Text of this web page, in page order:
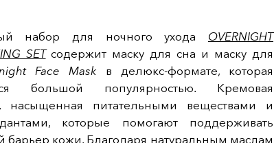
набор для ночного ухода OVERNIGHT
SETсодержит маску для сна и маску для
Face Mask в делюкс-формате, которая
большой популярностью. Кремовая
насыщенная питательными веществами и
которые помогают поддерживать
барьер кожи. Благодаря натуральным маслам